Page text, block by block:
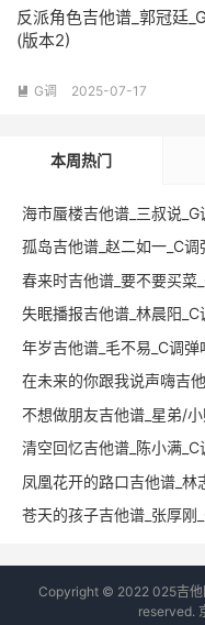
反派角色吉他谱_郭冠廷
(版本2)
 G调 2025-07-17
本周热门
海市蜃楼吉他谱_三叔说
孤岛吉他谱_赵二如一_C
春来时吉他谱_要不要买菜
失眠播报吉他谱_林晨阳
年岁吉他谱_毛不易_C调弹
在未来的你跟我说声嗨吉他
不想做朋友吉他谱_星弟/
清空回忆吉他谱_陈小满
凤凰花开的路口吉他谱_林
苍天的孩子吉他谱_张厚刚
Copyright © 2022 025吉他
reserved.